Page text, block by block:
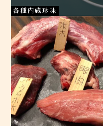
各種内蔵珍味